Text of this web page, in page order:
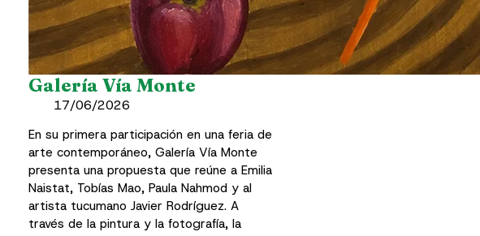
Galería Vía Monte
17/06/2026
En su primera participación en una feria de
arte contemporáneo, Galería Vía Monte
presenta una propuesta que reúne a Emilia
Naistat, Tobías Mao, Paula Nahmod y al
artista tucumano Javier Rodríguez. A
través de la pintura y la fotografía, la